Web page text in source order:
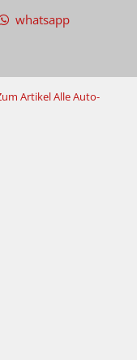
whatsapp
ArtikelAlle Auto-